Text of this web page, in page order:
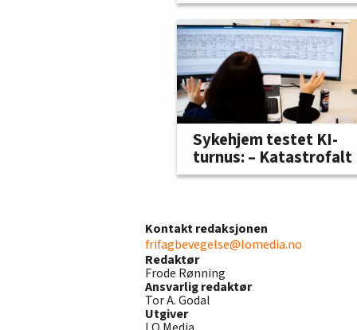
Sykehjem testet KI-
turnus: – Katastrofalt
Kontakt redaksjonen
frifagbevegelse@lomedia.no
Redaktør
Frode Rønning
Ansvarlig redaktør
Tor A. Godal
Utgiver